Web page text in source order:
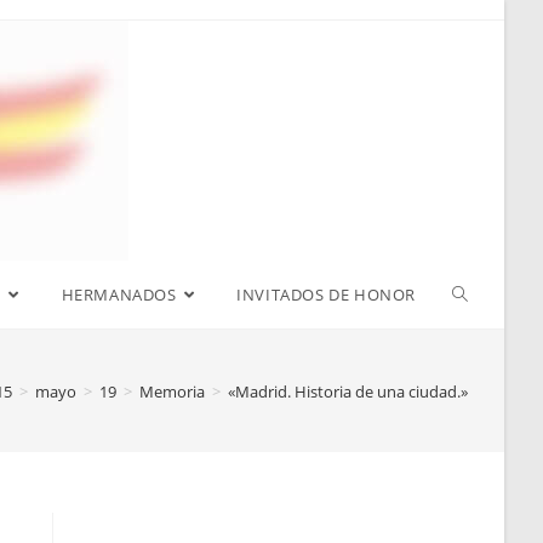
HERMANADOS INVITADOS DE HONOR
> mayo > 19 > Memoria > «Madrid. Historia de una ciudad.»